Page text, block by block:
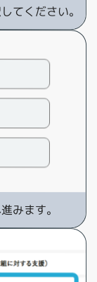
てください。
みます。